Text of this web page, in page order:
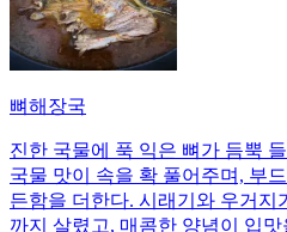
뼈해장국
진한 국물에 푹 익은 뼈가 듬뿍
국물 맛이 속을 확 풀어주며, 부
든함을 더한다. 시래기와 우거
까지 살렸고, 매콤한 양념이 입